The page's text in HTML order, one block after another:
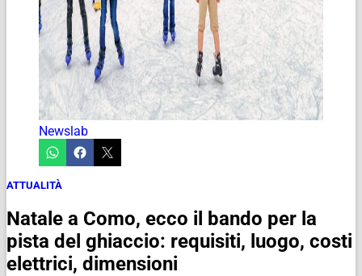
Newslab
ATTUALITÀ
Natale a Como, ecco il bando per la
pista del ghiaccio: requisiti, luogo, costi
elettrici, dimensioni